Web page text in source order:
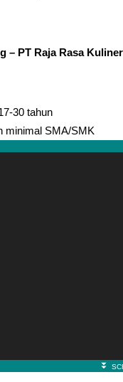
– PT Raja Rasa
30 tahun
minimal SMA/SMK